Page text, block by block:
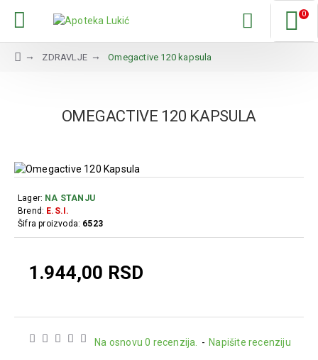
0
ZDRAVLJE Omegactive 120 kapsula
OMEGACTIVE 120 KAPSULA
Na osnovu 0 recenzija. - Napišite recenziju
1.944,00 RSD
Lager: NA STANJU
Brend: E.S.I.
Šifra proizvoda: 6523